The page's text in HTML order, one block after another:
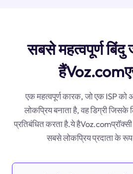
सबसे महत्वपूर्ण बिंदु
एक महत्वपूर्ण कारक, जो एक ISP को
लोकप्रिय बनाता है, वह डिग्री
प्रतिबंधित करता है.ये
सबसे लोकप्रिय प्रदाता के